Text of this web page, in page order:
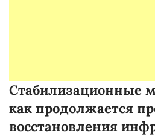
Стабилизационные
как продолжается
восстановления